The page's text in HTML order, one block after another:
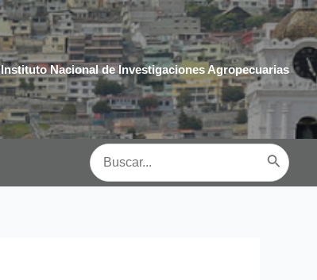
Instituto Nacional de Investigaciones Agropecuarias
Buscar
por: